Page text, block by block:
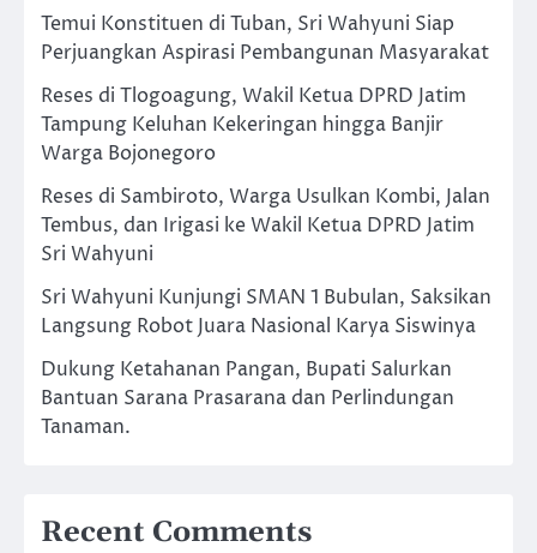
Temui Konstituen di Tuban, Sri Wahyuni Siap
Perjuangkan Aspirasi Pembangunan Masyarakat
Reses di Tlogoagung, Wakil Ketua DPRD Jatim
Tampung Keluhan Kekeringan hingga Banjir
Warga Bojonegoro
Reses di Sambiroto, Warga Usulkan Kombi, Jalan
Tembus, dan Irigasi ke Wakil Ketua DPRD Jatim
Sri Wahyuni
Sri Wahyuni Kunjungi SMAN 1 Bubulan, Saksikan
Langsung Robot Juara Nasional Karya Siswinya
Dukung Ketahanan Pangan, Bupati Salurkan
Bantuan Sarana Prasarana dan Perlindungan
Tanaman.
Recent Comments